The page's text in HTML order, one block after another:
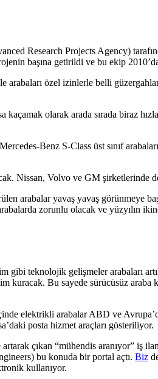
Research Projects Agency)
başına getirildi ve bu ekip 2010’da
arabaları özel izinlerle belli
olarak arada sırada biraz
Benz S-Class üst sınıf
Nissan, Volvo ve GM şirketlerinde
arabalar yavaş yavaş görünmeye
zorunlu olacak ve yüzyılın
teknolojik gelişmeler arabaları
kuracak. Bu sayede sürücüsüz
elektrikli arabalar ABD ve
posta hizmet araçları gösteriliyor.
çıkan “mühendis aranıyor” iş
bu konuda bir portal açtı. Biz
kullanıyor.